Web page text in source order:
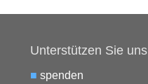
Unterstützen Sie uns
■ spenden